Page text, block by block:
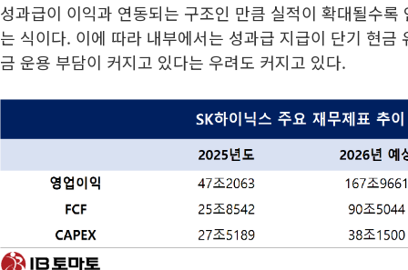
성과급이 이익과 연동되는 구조인 만큼 실적이 확대될수록
는 식이다. 이에 따라 내부에서는 성과급 지급이 단기 현금
금 운용 부담이 커지고 있다는 우려도 커지고 있다.